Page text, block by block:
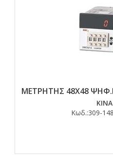
ΜΕΤΡΗΤΗΣ 48Χ48
ΚΙΝΑ
Κωδ.:309-